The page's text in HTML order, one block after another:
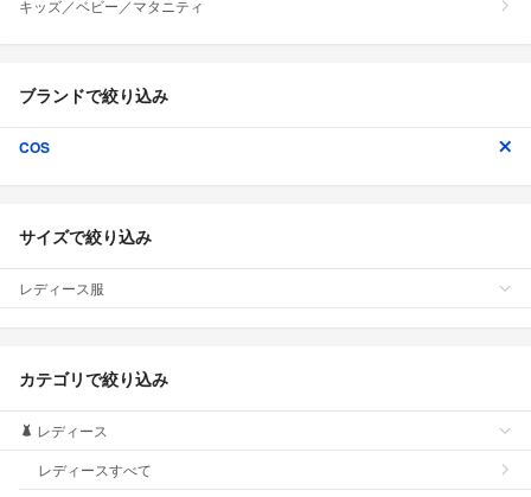
キッズ／ベビー／マタニティ
ブランドで絞り込み
COS
サイズで絞り込み
レディース服
カテゴリで絞り込み
レディース
レディースすべて